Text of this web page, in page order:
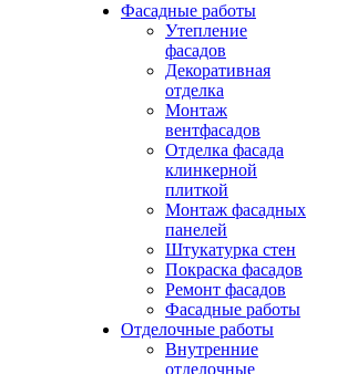
Фасадные работы
Утепление
фасадов
Декоративная
отделка
Монтаж
вентфасадов
Отделка фасада
клинкерной
плиткой
Монтаж фасадных
панелей
Штукатурка стен
Покраска фасадов
Ремонт фасадов
Фасадные работы
Отделочные работы
Внутренние
отделочные